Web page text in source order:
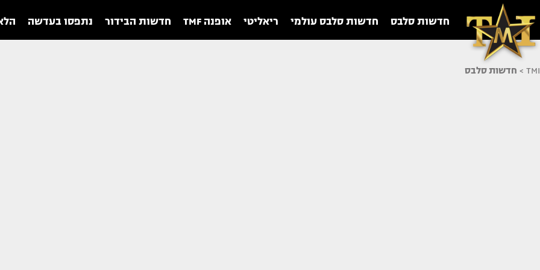
חדשות סלבס חדשות סלבס עולמי ריאליטי אופנה TMF חדשות הבידור נתפסו בעדשה
TMI
> חדשות סלבס